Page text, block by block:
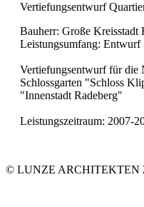
Vertiefungsentwurf
Bauherr: Große Kreisstadt
Leistungsumfang: Entwurf
Vertiefungsentwurf für die
Schlossgarten "Schloss
"Innenstadt Radeberg"
Leistungszeitraum: 2007-
© LUNZE ARCHITEKTEN